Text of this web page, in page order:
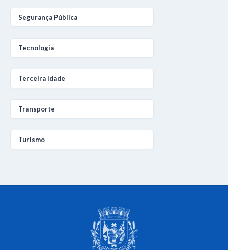
Segurança Pública
Tecnologia
Terceira Idade
Transporte
Turismo